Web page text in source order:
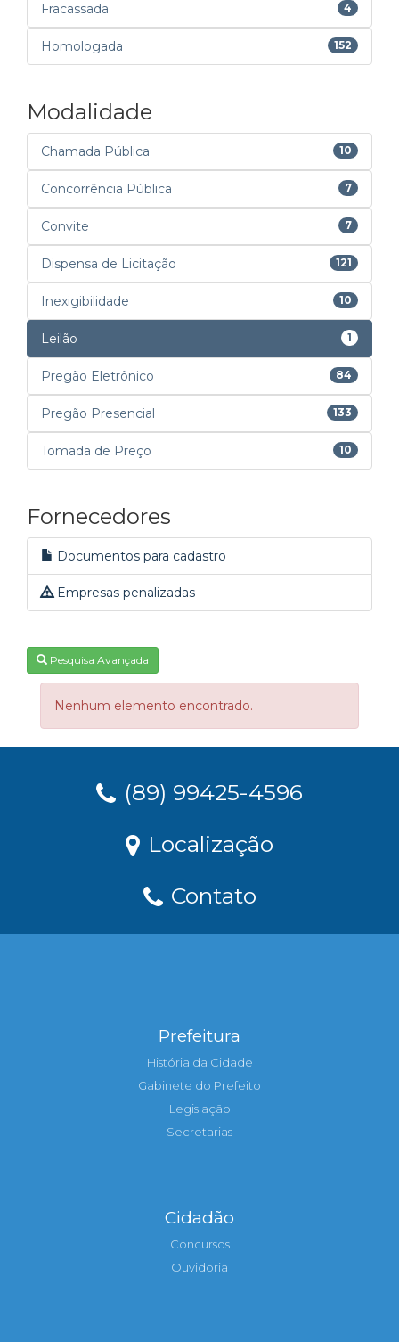
Fracassada 4
Homologada 152
Modalidade
Chamada Pública 10
Concorrência Pública 7
Convite 7
Dispensa de Licitação 121
Inexigibilidade 10
Leilão 1
Pregão Eletrônico 84
Pregão Presencial 133
Tomada de Preço 10
Fornecedores
Documentos para cadastro
Empresas penalizadas
Pesquisa Avançada
Nenhum elemento encontrado.
(89) 99425-4596
Localização
Contato
Prefeitura
História da Cidade
Gabinete do Prefeito
Legislação
Secretarias
Cidadão
Concursos
Ouvidoria